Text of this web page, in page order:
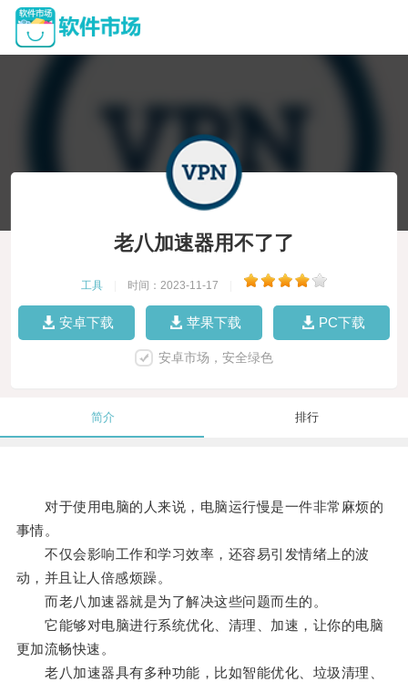
老八加速器用不了了
工具 时间：2023-11-17
安卓下载 苹果下载 PC下载
安卓市场，安全绿色
简介 排行
对于使用电脑的人来说，电脑运行慢是一件非常麻烦的
事情。
不仅会影响工作和学习效率，还容易引发情绪上的波
动，并且让人倍感烦躁。
而老八加速器就是为了解决这些问题而生的。
它能够对电脑进行系统优化、清理、加速，让你的电脑
更加流畅快速。
老八加速器具有多种功能，比如智能优化、垃圾清理、